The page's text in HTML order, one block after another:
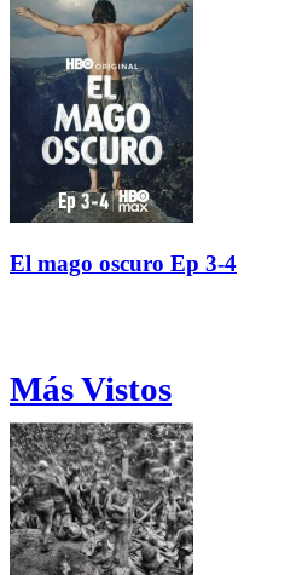
El mago oscuro Ep 3-4
Más Vistos